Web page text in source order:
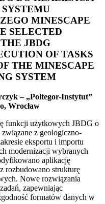
MINESCAPE
SELECTED
JBDG
OF TASKS
THE MINESCAPE
SYSTEM
– „Poltegor-Instytut”
Wrocław
funkcji użytkowych JBDG o
z geologiczno-
eksportu i importu
modernizacji wybranych
aplikację
rozbudowano strukturę
Nowe rozwiązania
zapewniając
formatów danych w